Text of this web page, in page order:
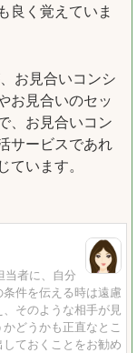
良く覚えていま
お見合いコンシ
お見合いのセッ
、お見合いコン
サービスであれ
ています。
当者に、自分
条件を伝える時は遠慮
そのような相手が見
どうかも正直なとこ
しておくことをお勧め